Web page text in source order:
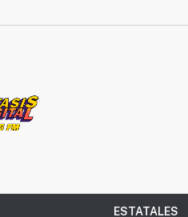
ESTATALES